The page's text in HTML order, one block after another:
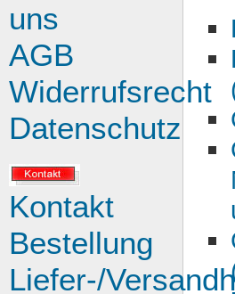
uns
AGB
Widerrufsrecht
Datenschutz
Kontakt
Bestellung
Liefer-/